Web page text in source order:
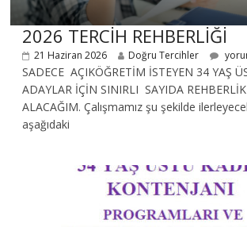
2026 TERCİH REHBERLİĞİ
21 Haziran 2026 Doğru Tercihler
SADECE AÇIKÖĞRETİM İSTEYEN 34 YAŞ
ADAYLAR İÇİN SINIRLI SAYIDA
ALACAĞIM. Çalışmamız şu şekilde
aşağıdaki